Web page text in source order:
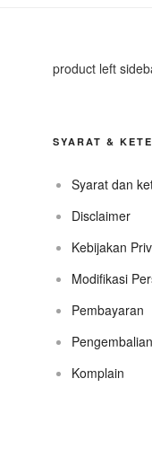
product left
SYARAT &
Syarat dan
Disclaimer
Kebijakan
Modifikasi
Pembayaran
Komplain